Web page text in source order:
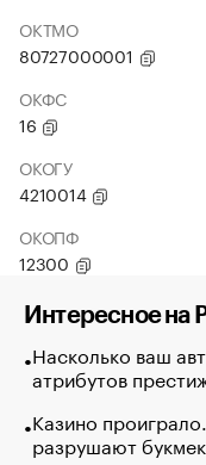
ОКТМО
80727000001
ОКФС
16
ОКОГУ
4210014
ОКОПФ
12300
Интересное на
Насколько ваш
атрибутов
Казино
разрушают